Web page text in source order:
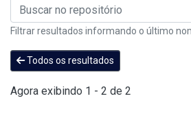
Filtrar resultados informando o último
Todos os resultados
Agora exibindo 1 - 2 de 2